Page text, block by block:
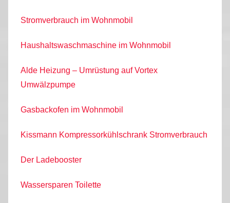
Stromverbrauch im Wohnmobil
Haushaltswaschmaschine im Wohnmobil
Alde Heizung – Umrüstung auf Vortex
Umwälzpumpe
Gasbackofen im Wohnmobil
Kissmann Kompressorkühlschrank Stromverbrauch
Der Ladebooster
Wassersparen Toilette